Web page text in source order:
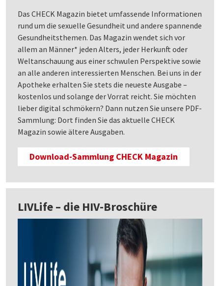
Das CHECK Magazin bietet umfassende Informationen
rund um die sexuelle Gesundheit und andere spannende
Gesundheitsthemen. Das Magazin wendet sich vor
allem an Männer* jeden Alters, jeder Herkunft oder
Weltanschauung aus einer schwulen Perspektive sowie
an alle anderen interessierten Menschen. Bei uns in der
Apotheke erhalten Sie stets die neueste Ausgabe –
kostenlos und solange der Vorrat reicht. Sie möchten
lieber digital schmökern? Dann nutzen Sie unsere PDF-
Sammlung: Dort finden Sie das aktuelle CHECK
Magazin sowie ältere Ausgaben.
Download-Sammlung CHECK Magazin
LIVLife – die HIV-Broschüre